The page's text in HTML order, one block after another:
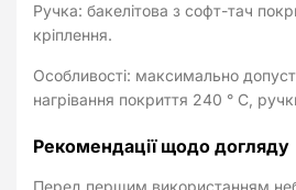
Ручка: бакелітова з софт-тач
кріплення.
Особливості: максимально
нагрівання покриття 240 ° C,
Рекомендації щодо догляду